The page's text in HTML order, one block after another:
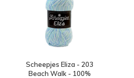
Scheepjes Eliza - 203
Beach Walk - 100%